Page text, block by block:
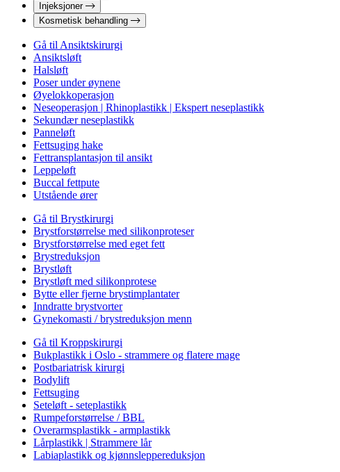
Injeksjoner
Kosmetisk behandling
Gå til Ansiktskirurgi
Ansiktsløft
Halsløft
Poser under øynene
Øyelokkoperasjon
Neseoperasjon | Rhinoplastikk | Ekspert neseplastikk
Sekundær neseplastikk
Panneløft
Fettsuging hake
Fettransplantasjon til ansikt
Leppeløft
Buccal fettpute
Utstående ører
Gå til Brystkirurgi
Brystforstørrelse med silikonproteser
Brystforstørrelse med eget fett
Brystreduksjon
Brystløft
Brystløft med silikonprotese
Bytte eller fjerne brystimplantater
Inndratte brystvorter
Gynekomasti / brystreduksjon menn
Gå til Kroppskirurgi
Bukplastikk i Oslo - strammere og flatere mage
Postbariatrisk kirurgi
Bodylift
Fettsuging
Seteløft - seteplastikk
Rumpeforstørrelse / BBL
Overarmsplastikk - armplastikk
Lårplastikk | Strammere lår
Labiaplastikk og kjønnsleppereduksjon